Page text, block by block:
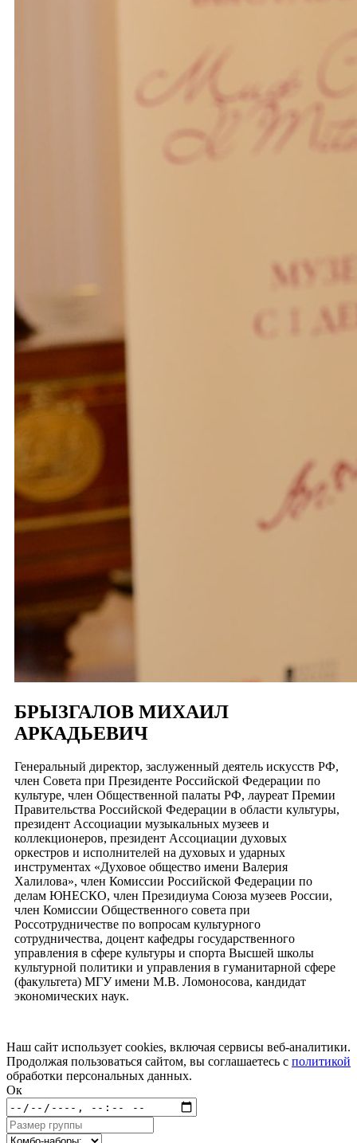
БРЫЗГАЛОВ МИХАИЛ
АРКАДЬЕВИЧ
Генеральный директор, заслуженный деятель искусств РФ,
член Совета при Президенте Российской Федерации по
культуре, член Общественной палаты РФ, лауреат Премии
Правительства Российской Федерации в области культуры,
президент Ассоциации музыкальных музеев и
коллекционеров, президент Ассоциации духовых
оркестров и исполнителей на духовых и ударных
инструментах «Духовое общество имени Валерия
Халилова», член Комиссии Российской Федерации по
делам ЮНЕСКО, член Президиума Союза музеев России,
член Комиссии Общественного совета при
Россотрудничестве по вопросам культурного
сотрудничества, доцент кафедры государственного
управления в сфере культуры и спорта Высшей школы
культурной политики и управления в гуманитарной сфере
(факультета) МГУ имени М.В. Ломоносова, кандидат
экономических наук.
Наш сайт использует cookies, включая сервисы веб-аналитики.
Продолжая пользоваться сайтом, вы соглашаетесь с политикой
обработки персональных данных.
Ок